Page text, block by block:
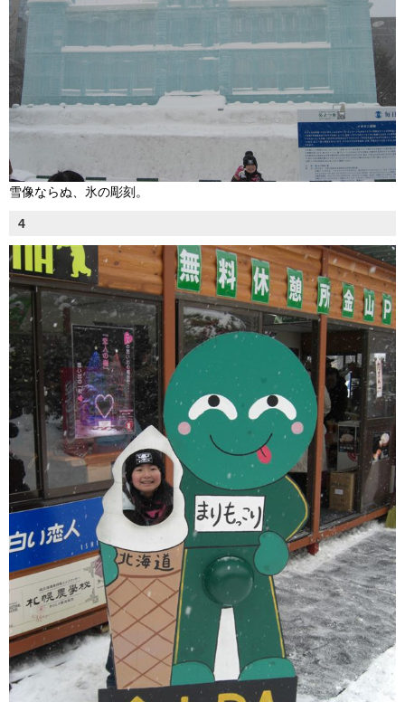
雪像ならぬ、氷の彫刻。
4